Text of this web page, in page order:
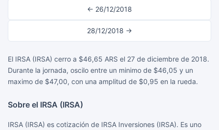
← 26/12/2018
28/12/2018 →
El IRSA (IRSA) cerro a $46,65 ARS el 27 de diciembre de 2018.
Durante la jornada, oscilo entre un minimo de $46,05 y un
maximo de $47,00, con una amplitud de $0,95 en la rueda.
Sobre el IRSA (IRSA)
IRSA (IRSA) es cotización de IRSA Inversiones (IRSA). Es uno